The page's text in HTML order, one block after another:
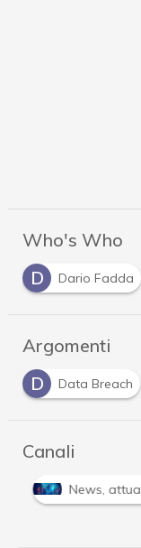
Who's Who
D
Dario Fadda
Argomenti
D
Data Breach
Canali
News,